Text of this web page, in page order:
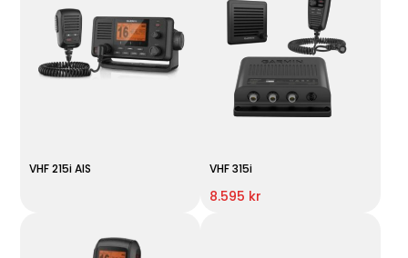
VHF 215i AIS VHF 315i
8.595 kr